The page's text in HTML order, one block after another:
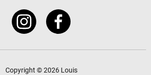
Copyright © 2026 Louis